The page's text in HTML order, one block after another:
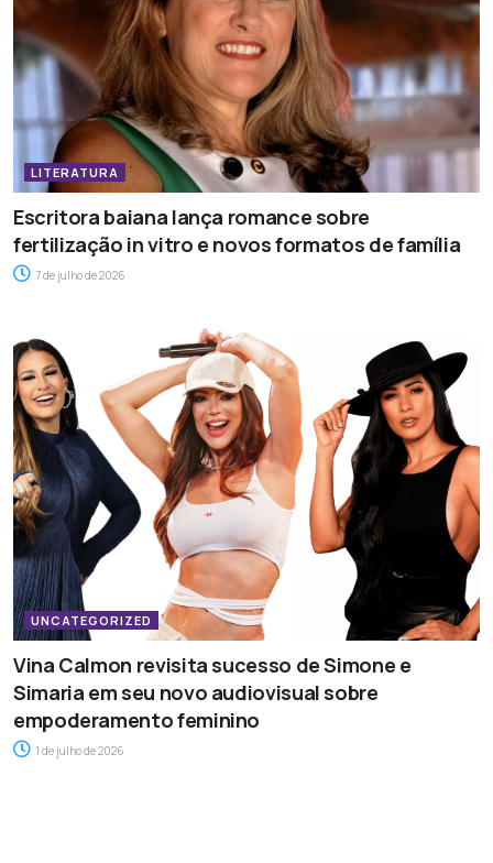
LITERATURA
Escritora baiana lança romance sobre
fertilização in vitro e novos formatos de família
7 de julho de 2026
UNCATEGORIZED
Vina Calmon revisita sucesso de Simone e
Simaria em seu novo audiovisual sobre
empoderamento feminino
1 de julho de 2026